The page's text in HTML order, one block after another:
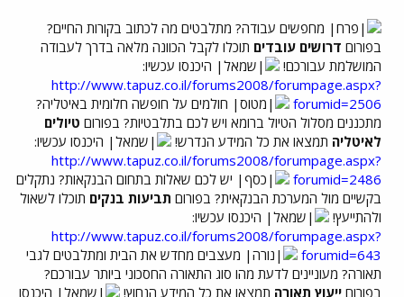
מחפשים עבודה? מתלבטים מה לכתוב בקורות החיים?
בפורום דרושים עובדים תוכלו לקבל הכוונה מלאה בדרך לעבודה
המושלמת עבורכם!
היכנסו עכשיו:
http://www.tapuz.co.il/forums2008/forumpage.aspx?
forumid=2506
חולמים על חופשה חלומית באיטליה?
מתכננים מסלול הטיול ברומא ויש לכם בתלבטיות? בפורום טיולים
לאיטליה תמצאו את כל המידע הנדרש!
היכנסו עכשיו:
http://www.tapuz.co.il/forums2008/forumpage.aspx?
forumid=2486
יש לכם שאלות בתחום הבנקאות? נתקלים
בקשיים מול המערכת הבנקאית? בפורום תביעות בנקים תוכלו לשאול
ולהתייעץ!
היכנסו עכשיו:
http://www.tapuz.co.il/forums2008/forumpage.aspx?
forumid=643
מעצבים מחדש את הבית ומתלבטים לגבי
תאורה? מעוניינים לדעת מהו סוג התאורה החסכוני ביותר עבורכם?
בפורום ייעוץ תאורה תמצאו את כל המידע הנחוץ!
היכנסו